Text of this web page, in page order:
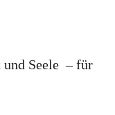
und Seele – für